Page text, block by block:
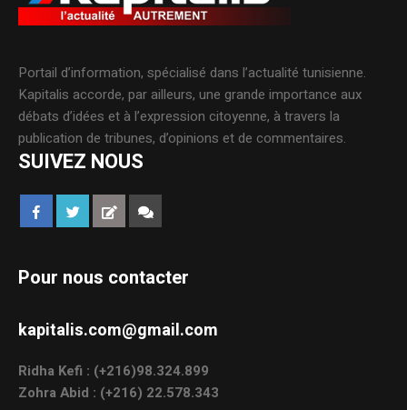
Portail d’information, spécialisé dans l’actualité tunisienne.
Kapitalis accorde, par ailleurs, une grande importance aux
débats d’idées et à l’expression citoyenne, à travers la
publication de tribunes, d’opinions et de commentaires.
SUIVEZ NOUS
Pour nous contacter
kapitalis.com@gmail.com
Ridha Kefi : (+216)98.324.899
Zohra Abid : (+216) 22.578.343